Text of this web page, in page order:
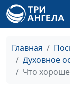
Главная
Духовное
Что
Как быть
обмануть?
Как